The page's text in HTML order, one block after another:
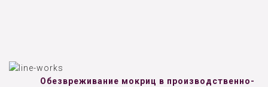
Обезвреживание мокриц в производственно-